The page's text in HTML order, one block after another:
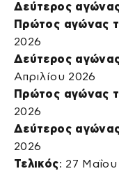
Δεύτερος
Πρώτος αγώνας
2026
Δεύτερος
Απριλίου 2026
Πρώτος αγώνας
2026
Δεύτερος
2026
Τελικός: 27